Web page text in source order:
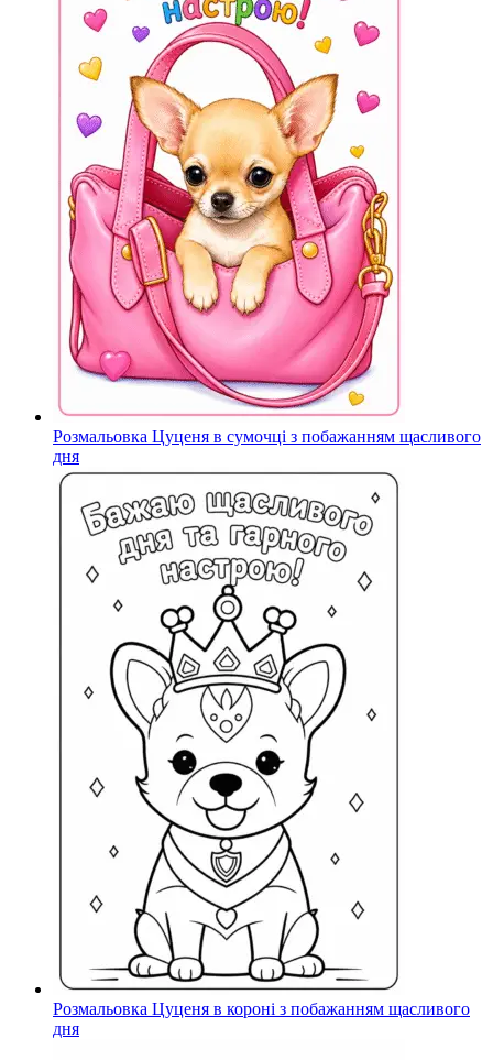
Розмальовка Цуценя в сумочці з побажанням щасливого
дня
Розмальовка Цуценя в короні з побажанням щасливого
дня